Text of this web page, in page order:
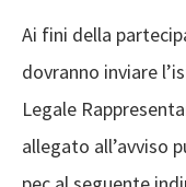
Ai fini della
dovranno inviare
Legale
allegato all’avviso